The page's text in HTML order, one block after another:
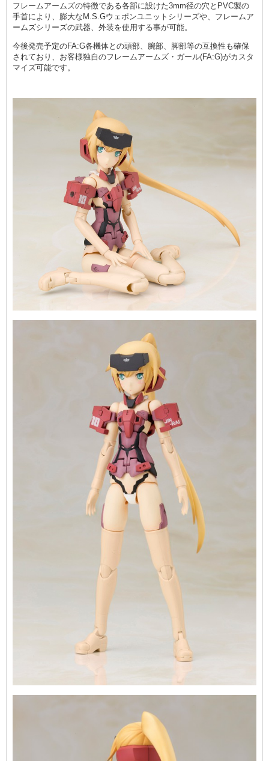
フレームアームズの特徴である各部に設けた3mm径の穴とPVC製の
手首により、膨大なM.S.Gウェポンユニットシリーズや、フレームア
ームズシリーズの武器、外装を使用する事が可能。
今後発売予定のFA:G各機体との頭部、腕部、脚部等の互換性も確保
されており、お客様独自のフレームアームズ・ガール(FA:G)がカスタ
マイズ可能です。